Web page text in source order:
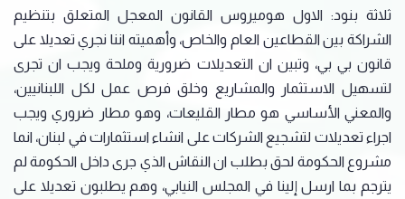
ثلاثة بنود: الاول هوميروس القانون المعجل المتعلق بتنظيم
الشراكة بين القطاعين العام والخاص، وأهميته اننا نجري تعديلا على
قانون بي بي، وتبين ان التعديلات ضرورية وملحة ويجب ان تجرى
لتسهيل الاستثمار والمشاريع وخلق فرص عمل لكل اللبنانيين،
والمعني الأساسي هو مطار القليعات، وهو مطار ضروري ويجب
اجراء تعديلات لتشجيع الشركات على انشاء استثمارات في لبنان، انما
مشروع الحكومة لحق بطلب ان النقاش الذي جرى داخل الحكومة لم
يترجم بما ارسل إلينا في المجلس النيابي، وهم يطلبون تعديلا على